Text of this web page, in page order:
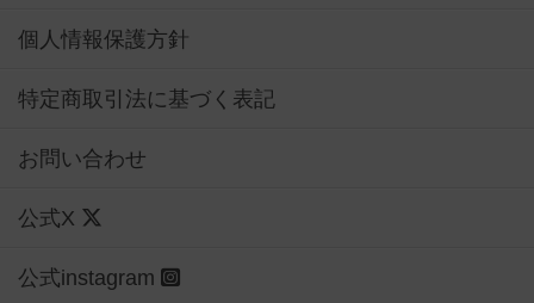
個人情報保護方針
特定商取引法に基づく表記
お問い合わせ
公式X
公式instagram